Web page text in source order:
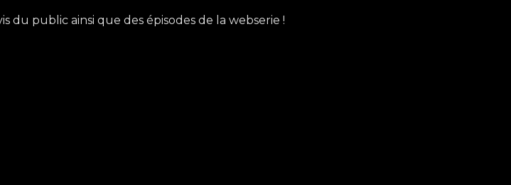
du public ainsi que des épisodes de la webserie !